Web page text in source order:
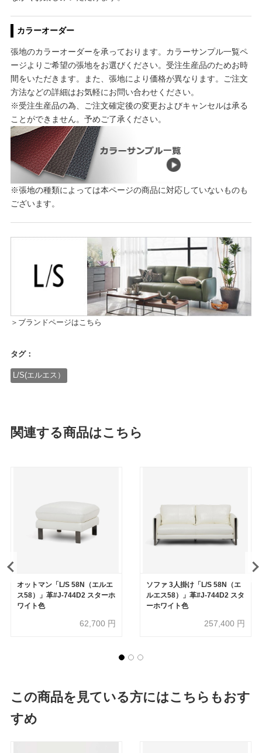
カラーオーダー
張地のカラーオーダーを承っております。カラーサンプル一覧ペ
ージよりご希望の張地をお選びください。受注生産品のためお時
間をいただきます。また、張地により価格が異なります。ご注文
方法などの詳細はお気軽にお問い合わせください。
※受注生産品の為、ご注文確定後の変更およびキャンセルは承る
ことができません。予めご了承ください。
※張地の種類によっては本ページの商品に対応していないものも
ございます。
＞ブランドページはこちら
タグ：
L/S(エルエス）
関連する商品はこちら
オットマン「L/S 58N（エルエ
ス58）」革#J-744D2 スターホ
ワイト色
62,700 円
ソファ 3人掛け「L/S 58N（エ
ルエス58）」革#J-744D2 スタ
ーホワイト色
257,400 円
この商品を見ている方にはこちらもおす
すめ